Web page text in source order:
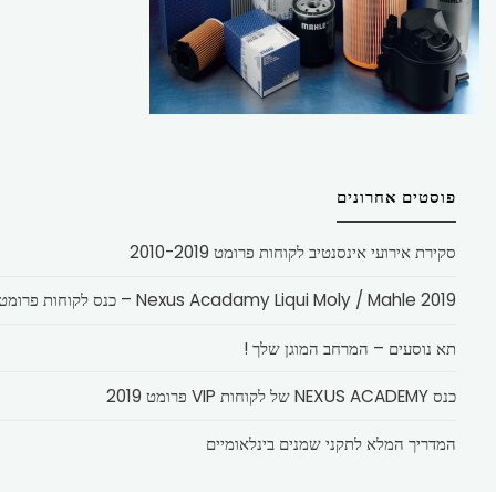
פוסטים אחרונים
סקירת אירועי אינסנטיב לקוחות פרומט 2010-2019
Nexus Acadamy Liqui Moly / Mahle 2019 – כנס לקוחות פרומט
תא נוסעים – המרחב המוגן שלך !
כנס NEXUS ACADEMY של לקוחות VIP פרומט 2019
המדריך המלא לתקני שמנים בינלאומיים